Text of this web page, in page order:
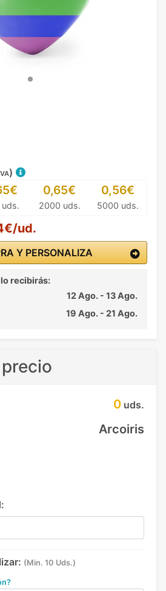
0,65€
2000 uds.
0,56€
5000 uds.
ud.
Y PERSONALIZA
recibirás:
12 Ago. - 13 Ago.
19 Ago. - 21 Ago.
0 uds.
Arcoiris
(Min. 10 Uds.)